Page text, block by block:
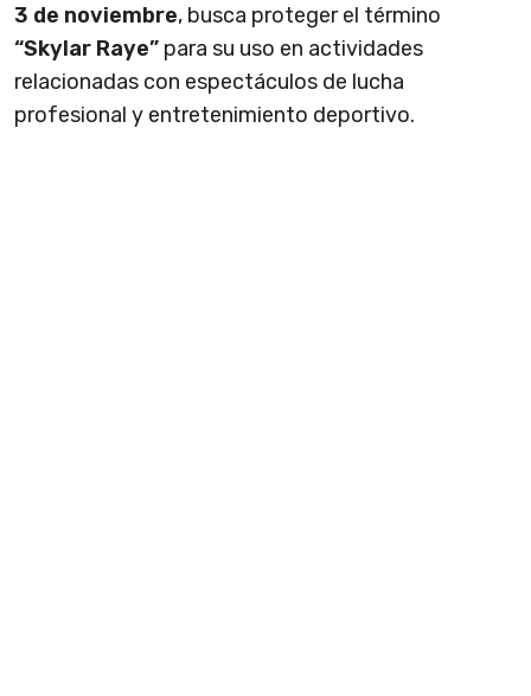
3 de noviembre, busca proteger el término
“Skylar Raye” para su uso en actividades
relacionadas con espectáculos de lucha
profesional y entretenimiento deportivo.